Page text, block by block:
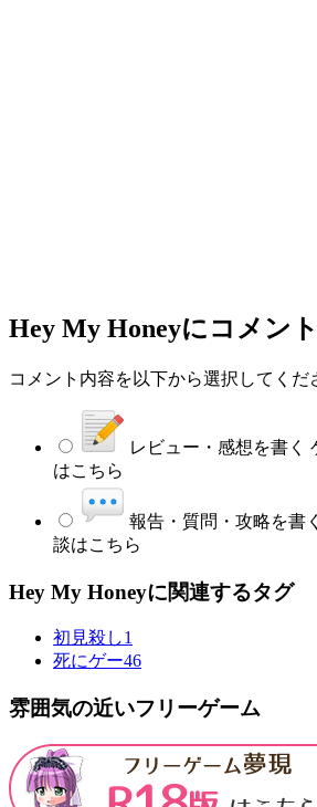
Hey My Honeyにコメン
コメント内容を以下から選択してくだ
レビュー・感想を書く
はこちら
報告・質問・攻略を書く
談はこちら
Hey My Honeyに関連するタグ
初見殺し1
死にゲー46
雰囲気の近いフリーゲーム